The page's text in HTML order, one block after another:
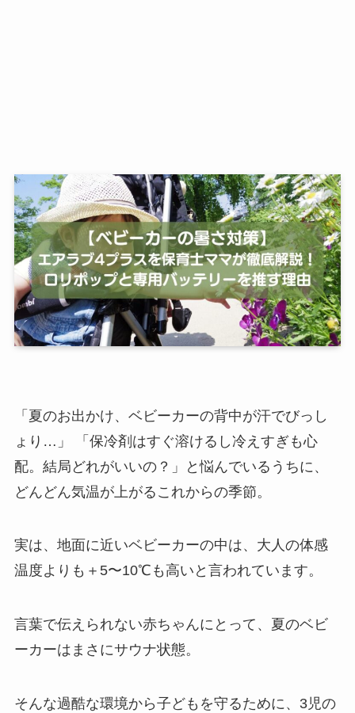
「夏のお出かけ、ベビーカーの背中が汗でびっし
ょり…」 「保冷剤はすぐ溶けるし冷えすぎも心
配。結局どれがいいの？」と悩んでいるうちに、
どんどん気温が上がるこれからの季節。
実は、地面に近いベビーカーの中は、大人の体感
温度よりも＋5〜10℃も高いと言われています。
言葉で伝えられない赤ちゃんにとって、夏のベビ
ーカーはまさにサウナ状態。
そんな過酷な環境から子どもを守るために、3児の